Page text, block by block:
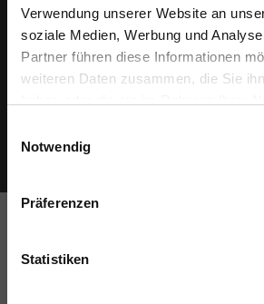
Verwendung unserer Website an
soziale Medien, Werbung und
Partner führen diese Informationen
weiteren Daten zusammen, die Sie
Notwendig
Präferenzen
Statistiken
Politik der Cookies
Rechtlicher Hinweis
Hotline für
Ethischer Kodex